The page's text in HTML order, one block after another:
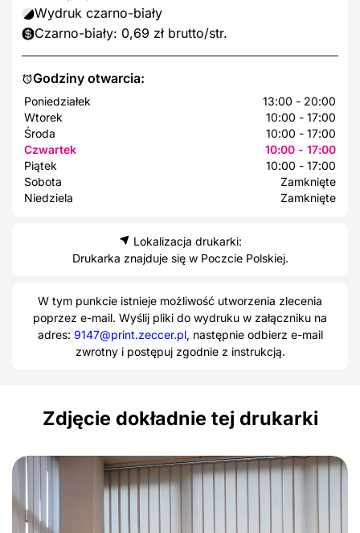
Godziny otwarcia:
Poniedziałek
13:00 - 20:00
Wtorek
10:00 - 17:00
Środa
10:00 - 17:00
Czwartek
10:00 - 17:00
Piątek
10:00 - 17:00
Sobota
Zamknięte
Niedziela
Zamknięte
Wydruk czarno-biały
Czarno-biały: 0,69 zł brutto/str.
Lokalizacja drukarki:
Drukarka znajduje się w Poczcie Polskiej.
W tym punkcie istnieje możliwość utworzenia zlecenia
poprzez e-mail. Wyślij pliki do wydruku w załączniku na
adres: 9147@print.zeccer.pl, następnie odbierz e-mail
zwrotny i postępuj zgodnie z instrukcją.
Zdjęcie dokładnie tej drukarki